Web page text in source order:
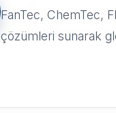
FanTec, ChemTec,
çözümleri sunarak